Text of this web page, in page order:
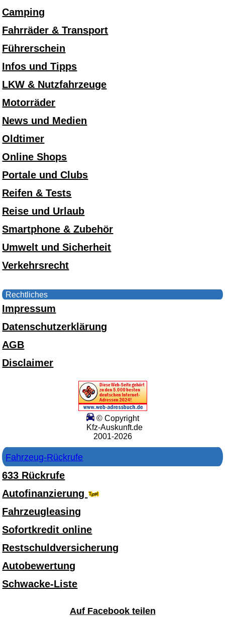
Camping
Fahrräder & Transport
Führerschein
Infos und Tipps
LKW & Nutzfahrzeuge
Motorräder
News und Medien
Oldtimer
Online Shops
Portale und Clubs
Reifen & Tests
Reise und Urlaub
Smartphone & Zubehör
Umwelt und Sicherheit
Verkehrsrecht
Rechtliches
Impressum
Datenschutzerklärung
AGB
Disclaimer
© Copyright
Kfz-Auskunft.de
2001-2026
Fahrzeug-Rückrufe
633 Rückrufe
Autofinanzierung
Fahrzeugleasing
Sofortkredit online
Restschuldversicherung
Autobewertung
Schwacke-Liste
Auf Facebook teilen